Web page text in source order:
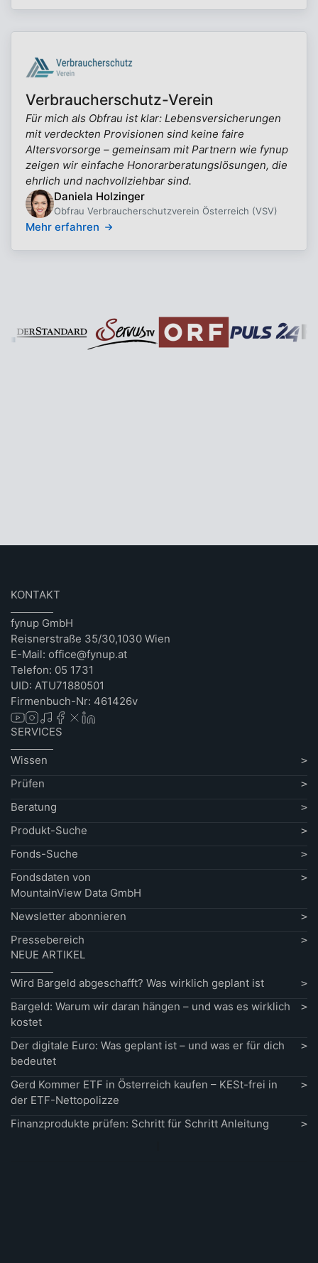
Verbraucherschutz-Verein
Für mich als Obfrau ist klar: Lebensversicherungen
mit verdeckten Provisionen sind keine faire
Altersvorsorge – gemeinsam mit Partnern wie fynup
zeigen wir einfache Honorarberatungslösungen, die
ehrlich und nachvollziehbar sind.
Daniela Holzinger
Obfrau Verbraucherschutzverein Österreich (VSV)
Mehr erfahren
KONTAKT
fynup GmbH
Reisnerstraße 35/30,1030 Wien
E-Mail: office@fynup.at
Telefon: 05 1731
UID: ATU71880501
Firmenbuch-Nr: 461426v
SERVICES
Wissen
Prüfen
Beratung
Produkt-Suche
Fonds-Suche
Fondsdaten von
MountainView Data GmbH
Newsletter abonnieren
Pressebereich
NEUE ARTIKEL
Wird Bargeld abgeschafft? Was wirklich geplant ist
Bargeld: Warum wir daran hängen – und was es wirklich
kostet
Der digitale Euro: Was geplant ist – und was er für dich
bedeutet
Gerd Kommer ETF in Österreich kaufen – KESt-frei in
der ETF-Nettopolizze
Finanzprodukte prüfen: Schritt für Schritt Anleitung